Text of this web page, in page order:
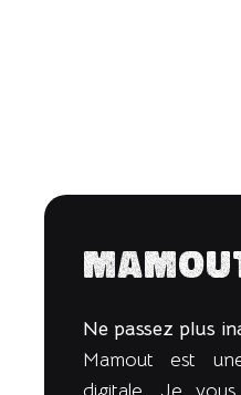
Ne passez plus
Mamout est